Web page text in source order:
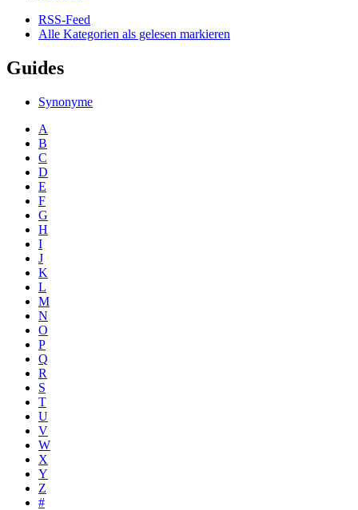
RSS-Feed
Alle Kategorien als gelesen markieren
Guides
Synonyme
A
B
C
D
E
F
G
H
I
J
K
L
M
N
O
P
Q
R
S
T
U
V
W
X
Y
Z
#